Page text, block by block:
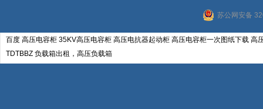
苏公网安备
百度 高压电容柜 35KV高压电容柜 高压电抗器起动柜 高压电容柜一次图纸下载 高
TDTBBZ 负载箱出租，高压负载箱